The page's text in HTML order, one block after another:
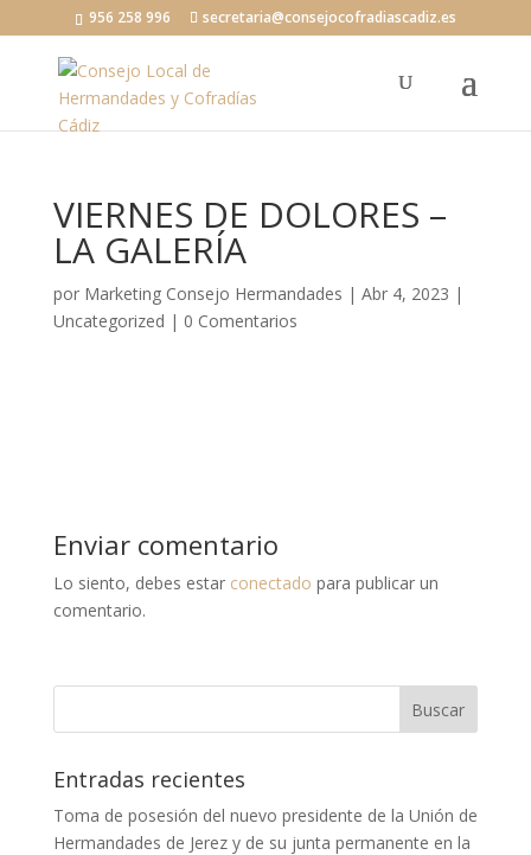
956 258 996 secretaria@consejocofradiascadiz.es
VIERNES DE DOLORES –
LA GALERÍA
por Marketing Consejo Hermandades | Abr 4, 2023 |
Uncategorized | 0 Comentarios
Enviar comentario
Lo siento, debes estar conectado para publicar un
comentario.
Entradas recientes
Toma de posesión del nuevo presidente de la Unión de
Hermandades de Jerez y de su junta permanente en la